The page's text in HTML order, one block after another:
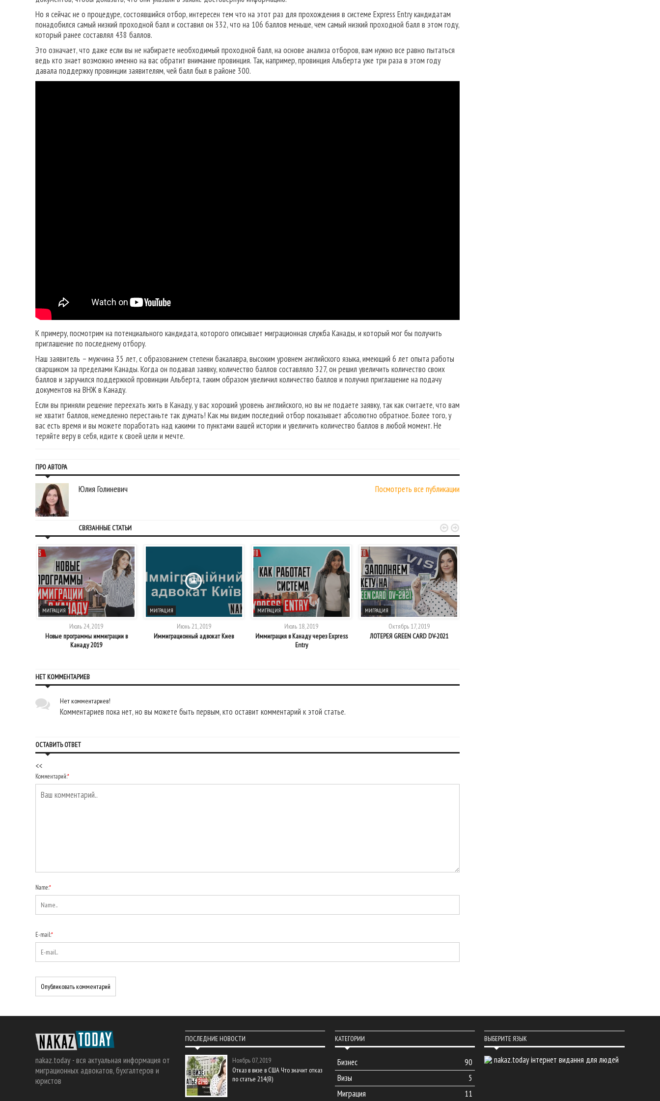
Но я сейчас не о процедуре, состоявшийся отбор, интересен тем что на этот раз для прохождения в системе Express Entry кандидатам
понадобился самый низкий проходной балл и составил он 332, что на 106 баллов меньше, чем самый низкий проходной балл в этом году,
который ранее составлял 438 баллов.
Это означает, что даже если вы не набираете необходимый проходной балл, на основе анализа отборов, вам нужно все равно пытаться
ведь кто знает возможно именно на вас обратит внимание провинция. Так, например, провинция Альберта уже три раза в этом году
давала поддержку провинции заявителям, чей балл был в районе 300.
К примеру, посмотрим на потенциального кандидата, которого описывает миграционная служба Канады, и который мог бы получить
приглашение по последнему отбору.
Наш заявитель – мужчина 35 лет, с образованием степени бакалавра, высоким уровнем английского языка, имеющий 6 лет опыта работы
сварщиком за пределами Канады. Когда он подавал заявку, количество баллов составляло 327, он решил увеличить количество своих
баллов и заручился поддержкой провинции Альберта, таким образом увеличил количество баллов и получил приглашение на подачу
документов на ВНЖ в Канаду.
Если вы приняли решение переехать жить в Канаду, у вас хороший уровень английского, но вы не подаете заявку, так как считаете, что вам
не хватит баллов, немедленно перестаньте так думать! Как мы видим последний отбор показывает абсолютно обратное. Более того, у
вас есть время и вы можете поработать над какими то пунктами вашей истории и увеличить количество баллов в любой момент. Не
теряйте веру в себя, идите к своей цели и мечте.
ПРО АВТОРА
Юлия Голиневич Посмотреть все публикации
СВЯЗАННЫЕ СТАТЬИ
МИГРАЦИЯ
Июль 24, 2019
Новые программы иммиграции в
Канаду 2019
МИГРАЦИЯ
Июнь 21, 2019
Иммиграционный адвокат Киев
МИГРАЦИЯ
Июль 18, 2019
Иммиграция в Канаду через Express
Entry
МИГРАЦИЯ
Октябрь 17, 2019
ЛОТЕРЕЯ GREEN CARD DV-2021
 
НЕТ КОММЕНТАРИЕВ
Нет комментариев!
Комментариев пока нет, но вы можете быть первым, кто оставит комментарий к этой статье.
ОСТАВИТЬ ОТВЕТ
<<
Комментарий:*
Name:*
E-mail:*
nakaz.today - вся актуальная информация от
миграционных адвокатов, бухгалтеров и
юристов
ПОСЛЕДНИЕ НОВОСТИ
Ноябрь 07, 2019
Отказ в визе в США Что значит отказ
по статье 214(В)
КАТЕГОРИИ
Бизнес
90
Визы
5
Миграция
11
ВЫБЕРИТЕ ЯЗЫК
nakaz.today інтернет видання для людей